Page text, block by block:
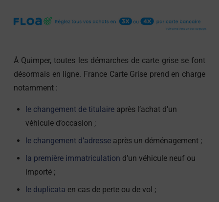
À Quimper, toutes les démarches de carte grise se font
désormais en ligne. France Carte Grise prend en charge
notamment :
le changement de titulaire après l’achat d’un
véhicule d’occasion ;
le changement d’adresse après un déménagement ;
la première immatriculation d’un véhicule neuf ou
importé ;
le duplicata en cas de perte ou de vol ;